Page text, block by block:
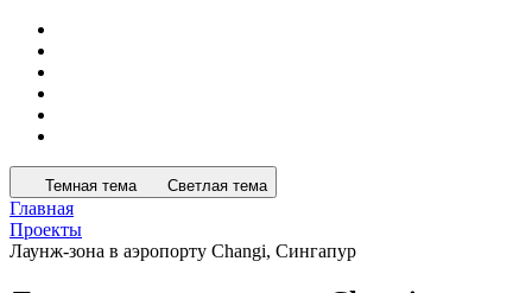
Темная тема Светлая тема
Главная
Проекты
Лаунж-зона в аэропорту Changi, Сингапур